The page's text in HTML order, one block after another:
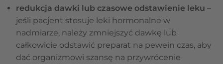
redukcja dawki lub czasowe odstawienie leku –
jeśli pacjent stosuje leki hormonalne w
nadmiarze, należy zmniejszyć dawkę lub
całkowicie odstawić preparat na pewein czas, aby
dać organizmowi szansę na przywrócenie